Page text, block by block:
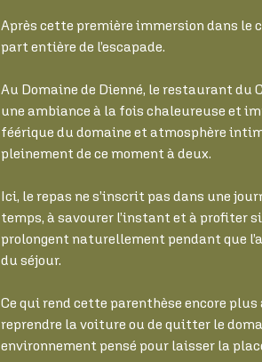
Après cette première immersion dans le
part entière de l’escapade.
Au Domaine de Dienné, le restaurant du
une ambiance à la fois chaleureuse et
féérique du domaine et atmosphère
pleinement de ce moment à deux.
Ici, le repas ne s’inscrit pas dans une
temps, à savourer l’instant et à profiter
prolongent naturellement pendant que
du séjour.
Ce qui rend cette parenthèse encore
reprendre la voiture ou de quitter le
environnement pensé pour laisser la